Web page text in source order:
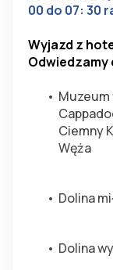
00 do 07: 30
Wyjazd z
Odwiedzamy
Muzeum
Ciemny
Węża
Dolina
Dolina